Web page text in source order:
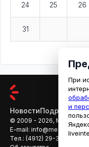
24 25 26
31
НовостиПодробности
© 2009 - 2026,
E-mail: info@mediaryazan.ru
Тел.: (4912) 29-33-66
При
и